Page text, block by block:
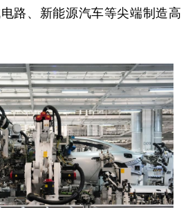
云南 西藏
黑龙江
Français عربى
日本語 한국어
路、新能源汽车等尖端制造高